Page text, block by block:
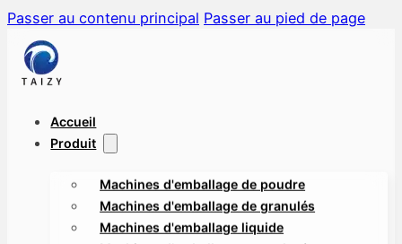
Passer au contenu principal Passer au pied de page
Accueil
Produit
Machines d'emballage de poudre
Machines d'emballage de granulés
Machines d'emballage liquide